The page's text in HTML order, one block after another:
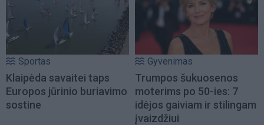
Sportas
Klaipėda savaitei taps
Europos jūrinio buriavimo
sostine
Gyvenimas
Trumpos šukuosenos
moterims po 50-ies: 7
idėjos gaiviam ir stilingam
įvaizdžiui